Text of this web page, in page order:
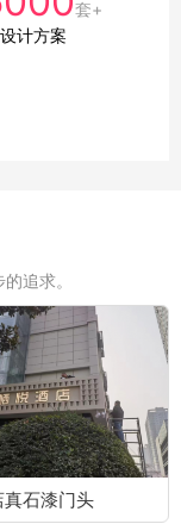
套+
设计方案
追求。
石漆门头